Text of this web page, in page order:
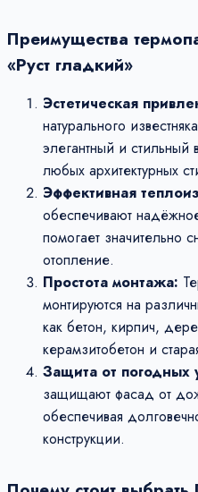
Преимущества
«Руст гладкий»
Эстетическая
натурального
элегантный и
любых архитектурных
Эффективная
обеспечивают
помогает значительно
отопление.
Простота монтажа:
монтируются на
как бетон, кирпич,
керамзитобетон и
Защита от погодных
защищают фасад от
обеспечивая
конструкции.